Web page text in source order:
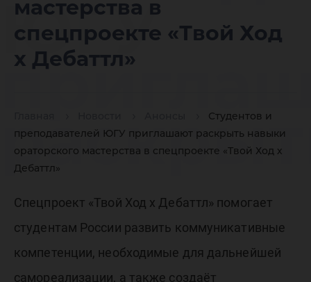
мастерства в
спецпроекте «Твой Ход
х Дебаттл»
Студентов и
преподавателей ЮГУ приглашают раскрыть навыки
ораторского мастерства в спецпроекте «Твой Ход х
Дебаттл»
ЮГУ
навыки
Спецпроект «Твой Ход х Дебаттл» помогает
студентам России развить коммуникативные
компетенции, необходимые для дальнейшей
самореализации, а также создаёт